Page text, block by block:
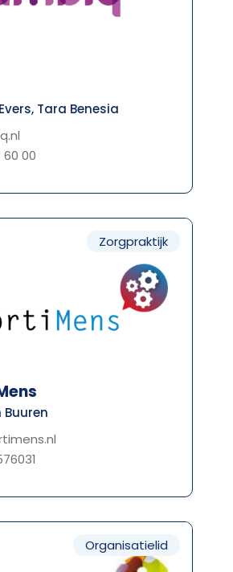
Tara Benesia
60 00
Zorgpraktijk
Buuren
Organisatielid